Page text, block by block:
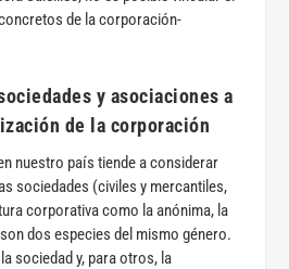
de la corporación-
y asociaciones a
de la corporación
nuestro país tiende a considerar
sociedades (civiles y mercantiles,
corporativa como la anónima, la
dos especies del mismo género.
sociedad y, para otros, la